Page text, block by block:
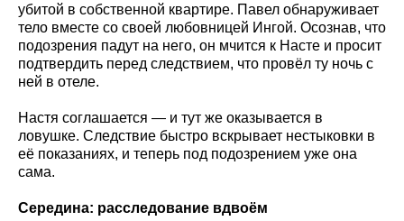
убитой в собственной квартире. Павел обнаруживает
тело вместе со своей любовницей Ингой. Осознав, что
подозрения падут на него, он мчится к Насте и просит
подтвердить перед следствием, что провёл ту ночь с
ней в отеле.
Настя соглашается — и тут же оказывается в
ловушке. Следствие быстро вскрывает нестыковки в
её показаниях, и теперь под подозрением уже она
сама.
Середина: расследование вдвоём